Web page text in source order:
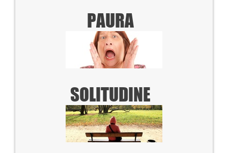
PAURA
SOLITUDINE